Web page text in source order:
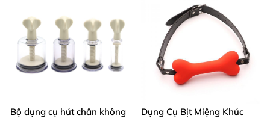
Bộ dụng cụ hút chân không
Dụng Cụ Bịt Miệng Khúc